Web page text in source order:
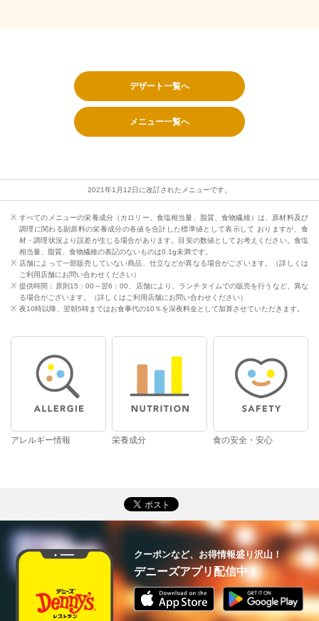
デザート一覧へ
メニュー一覧へ
2021年1月12日に改訂されたメニューです。
すべてのメニューの栄養成分（カロリー、食塩相当量、脂質、食物繊維）は、原材料及び
調理に関わる副原料の栄養成分の各値を合計した標準値として表示して おりますが、食
材・調理状況より誤差が生じる場合があります。目安の数値としてお考えください。食塩
相当量、脂質、食物繊維の表記のないものは0.1g未満です。
店舗によって一部販売していない商品、仕立などが異なる場合がございます。（詳しくは
ご利用店舗にお問い合わせください）
提供時間：原則15：00～翌6：00、店舗により、ランチタイムでの販売を行うなど、異な
る場合がございます。（詳しくはご利用店舗にお問い合わせください）
夜10時以降、翌朝5時まではお食事代の10％を深夜料金として加算させていただきます。
アレルギー情報 栄養成分 食の安全・安心
クーポンなど、お得情報盛り沢山！
デニーズアプリ配信中！